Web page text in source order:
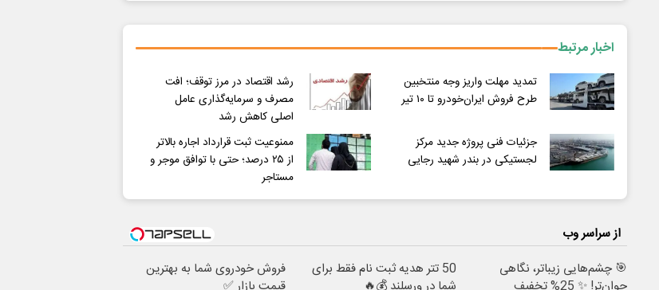
اخبار مرتبط
تمدید مهلت واریز وجه منتخبین
طرح فروش ایران‌خودرو تا ۱۰ تیر
رشد اقتصاد در مرز توقف؛ افت
مصرف و سرمایه‌گذاری عامل
اصلی کاهش رشد
جزئیات فنی پروژه جدید مرکز
لجستیکی در بندر شهید رجایی
ممنوعیت ثبت قرارداد اجاره بالاتر
از ۲۵ درصد؛ حتی با توافق موجر و
مستاجر
از سراسر وب
🎯 چشم‌هایی زیباتر، نگاهی
50 تتر هدیه ثبت نام فقط برای
فروش خودروی شما به بهترین